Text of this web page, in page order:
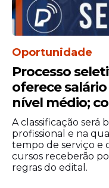
Oportunidade
Processo
oferece salário
nível médio;
A classificação será
profissional e na
tempo de serviço e
cursos receberão
regras do edital.